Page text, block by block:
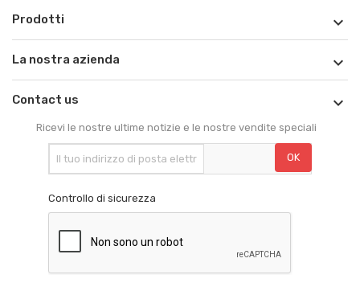
Prodotti 
La nostra azienda 
Contact us 
Ricevi le nostre ultime notizie e le nostre vendite speciali
Controllo di sicurezza